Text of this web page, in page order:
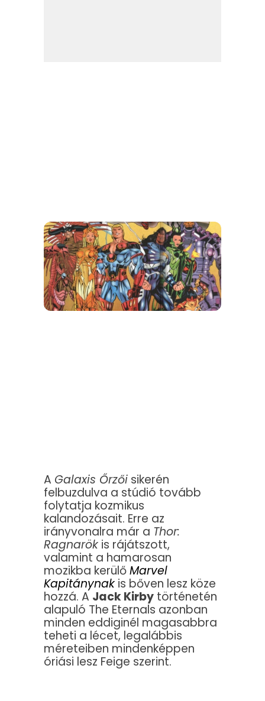
A Galaxis Őrzői sikerén
felbuzdulva a stúdió tovább
folytatja kozmikus
kalandozásait. Erre az
irányvonalra már a Thor:
Ragnarök is rájátszott,
valamint a hamarosan
mozikba kerülőMarvel
Kapitánynakis bőven lesz köze
hozzá. A Jack Kirby történetén
alapuló The Eternals azonban
minden eddiginél magasabbra
teheti a lécet, legalábbis
méreteiben mindenképpen
óriási lesz Feige szerint.